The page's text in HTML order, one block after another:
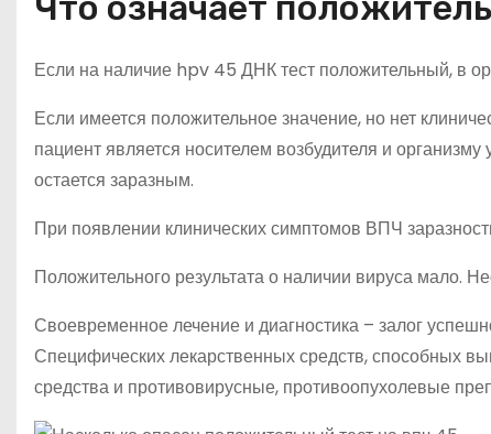
Если на наличие hpv 45 ДНК тест положительный, в
Если имеется положительное значение, но нет
пациент является носителем возбудителя и
остается заразным.
При появлении клинических симптомов ВПЧ
Положительного результата о наличии вируса мало.
Своевременное лечение и диагностика – залог
Специфических лекарственных средств, способных
средства и противовирусные, противоопухолевые